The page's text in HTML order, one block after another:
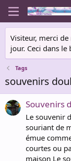
Visiteur, merci
jour. Ceci dans
Tags
souvenirs
Souvenirs
Le souvenir
souriant de
émue
courtes ou
maison Le